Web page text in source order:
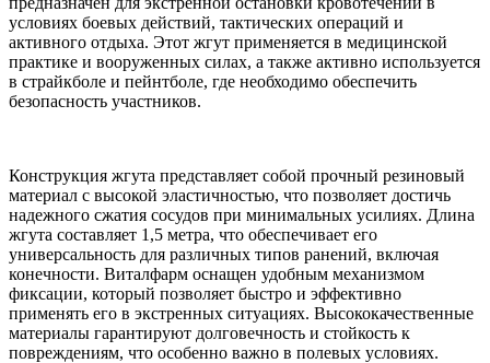
условиях боевых действий, тактических операций и
активного отдыха. Этот жгут применяется в медицинской
практике и вооруженных силах, а также активно используется
в страйкболе и пейнтболе, где необходимо обеспечить
безопасность участников.
Конструкция жгута представляет собой прочный резиновый
материал с высокой эластичностью, что позволяет достичь
надежного сжатия сосудов при минимальных усилиях. Длина
жгута составляет 1,5 метра, что обеспечивает его
универсальность для различных типов ранений, включая
конечности. Виталфарм оснащен удобным механизмом
фиксации, который позволяет быстро и эффективно
применять его в экстренных ситуациях. Высококачественные
материалы гарантируют долговечность и стойкость к
повреждениям, что особенно важно в полевых условиях.